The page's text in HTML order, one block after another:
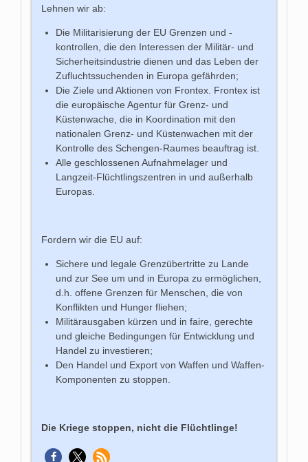
Lehnen wir ab:
Die Militarisierung der EU Grenzen und -
kontrollen, die den Interessen der Militär- und
Sicherheitsindustrie dienen und das Leben der
Zufluchtssuchenden in Europa gefährden;
Die Ziele und Aktionen von Frontex. Frontex ist
die europäische Agentur für Grenz- und
Küstenwache, die in Koordination mit den
nationalen Grenz- und Küstenwachen mit der
Kontrolle des Schengen-Raumes beauftrag ist.
Alle geschlossenen Aufnahmelager und
Langzeit-Flüchtlingszentren in und außerhalb
Europas.
Fordern wir die EU auf:
Sichere und legale Grenzübertritte zu Lande
und zur See um und in Europa zu ermöglichen,
d.h. offene Grenzen für Menschen, die von
Konflikten und Hunger fliehen;
Militärausgaben kürzen und in faire, gerechte
und gleiche Bedingungen für Entwicklung und
Handel zu investieren;
Den Handel und Export von Waffen und Waffen-
Komponenten zu stoppen.
Die Kriege stoppen, nicht die Flüchtlinge!